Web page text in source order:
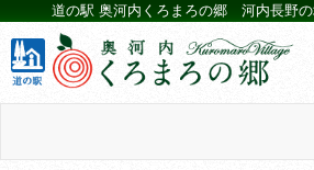
道の駅 奥河内くろまろの郷 河内長野